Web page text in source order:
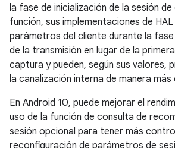
la fase de inicialización de la sesión
función, sus implementaciones de
parámetros del cliente durante la
de la transmisión en lugar de la
captura y pueden, según sus valores,
la canalización interna de manera
En Android 10, puede mejorar el
uso de la función de consulta de
sesión opcional para tener más
reconfiguración de parámetros de